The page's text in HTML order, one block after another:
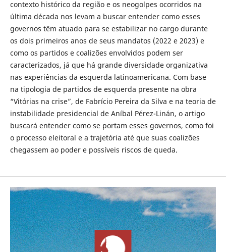
contexto histórico da região e os neogolpes ocorridos na
última década nos levam a buscar entender como esses
governos têm atuado para se estabilizar no cargo durante
os dois primeiros anos de seus mandatos (2022 e 2023) e
como os partidos e coalizões envolvidos podem ser
caracterizados, já que há grande diversidade organizativa
nas experiências da esquerda latinoamericana. Com base
na tipologia de partidos de esquerda presente na obra
“Vitórias na crise”, de Fabrício Pereira da Silva e na teoria de
instabilidade presidencial de Aníbal Pérez-Linán, o artigo
buscará entender como se portam esses governos, como foi
o processo eleitoral e a trajetória até que suas coalizões
chegassem ao poder e possíveis riscos de queda.